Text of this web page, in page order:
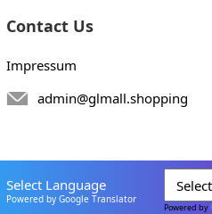
Contact Us
Impressum
admin@glmall.shopping
Select Language
Powered by Google Translator
Powered by